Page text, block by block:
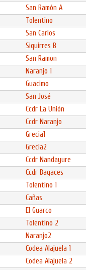
San Ramón A
Tolentino
San Carlos
Siquirres B
San Ramon
Naranjo 1
Guacimo
San José
Ccdr La Unión
Ccdr Naranjo
Grecia1
Grecia2
Ccdr Nandayure
Ccdr Bagaces
Tolentino 1
Cañas
El Guarco
Tolentino 2
Naranjo2
Codea Alajuela 1
Codea Alajuela 2